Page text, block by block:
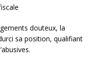
douteux, la
sa position, qualifiant